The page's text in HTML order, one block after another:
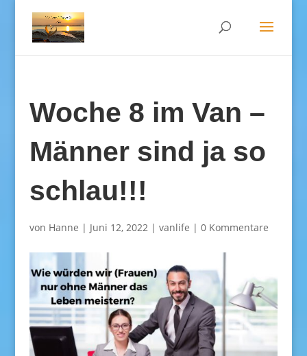
Woche 8 im Van –
Männer sind ja so
schlau!!!
von Hanne | Juni 12, 2022| vanlife | 0 Kommentare